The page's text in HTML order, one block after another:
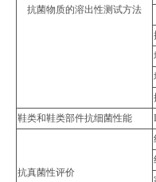
抗菌物质的溶出性测试方法
鞋类和鞋类部件抗细菌性能
抗真菌性评价